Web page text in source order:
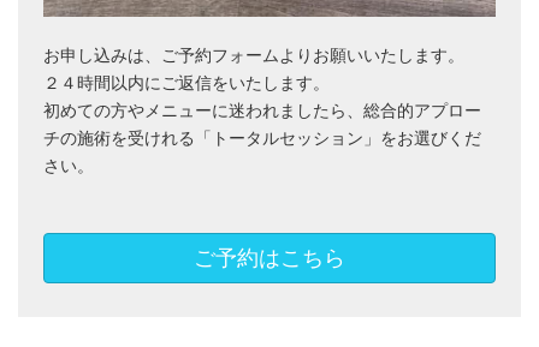
お申し込みは、ご予約フォームよりお願いいたします。
２４時間以内にご返信をいたします。
初めての方やメニューに迷われましたら、総合的アプロー
チの施術を受けれる「トータルセッション」をお選びくだ
さい。
ご予約はこちら